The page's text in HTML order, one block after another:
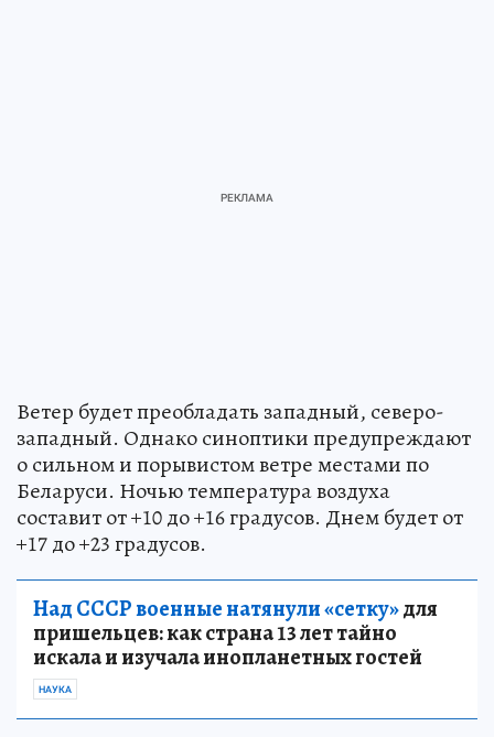
Ветер будет преобладать западный, северо-
западный. Однако синоптики предупреждают
о сильном и порывистом ветре местами по
Беларуси. Ночью температура воздуха
составит от +10 до +16 градусов. Днем будет от
+17 до +23 градусов.
Над СССР военные натянули «сетку»для
пришельцев: как страна 13 лет тайно
искала и изучала инопланетных гостей
НАУКА